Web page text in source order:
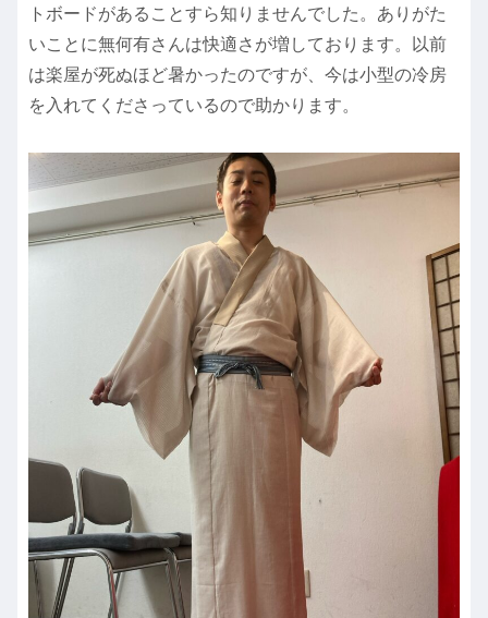
トボードがあることすら知りませんでした。ありがた
いことに無何有さんは快適さが増しております。以前
は楽屋が死ぬほど暑かったのですが、今は小型の冷房
を入れてくださっているので助かります。